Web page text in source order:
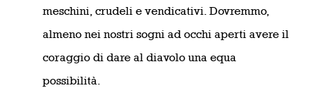
meschini, crudeli e vendicativi. Dovremmo,
almeno nei nostri sogni ad occhi aperti avere il
coraggio di dare al diavolo una equa
possibilità.